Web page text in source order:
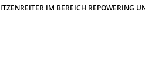
IM BEREICH REPOWERING